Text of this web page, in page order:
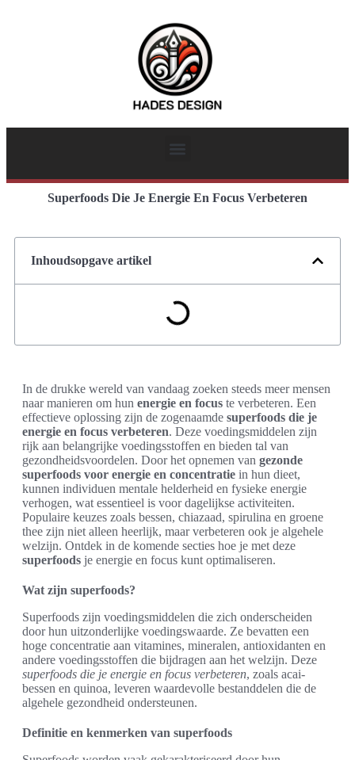
Superfoods Die Je Energie En Focus Verbeteren
Inhoudsopgave artikel
In de drukke wereld van vandaag zoeken steeds meer mensen
naar manieren om hun energie en focus te verbeteren. Een
effectieve oplossing zijn de zogenaamde superfoods die je
energie en focus verbeteren. Deze voedingsmiddelen zijn
rijk aan belangrijke voedingsstoffen en bieden tal van
gezondheidsvoordelen. Door het opnemen van gezonde
superfoods voor energie en concentratie in hun dieet,
kunnen individuen mentale helderheid en fysieke energie
verhogen, wat essentieel is voor dagelijkse activiteiten.
Populaire keuzes zoals bessen, chiazaad, spirulina en groene
thee zijn niet alleen heerlijk, maar verbeteren ook je algehele
welzijn. Ontdek in de komende secties hoe je met deze
superfoods je energie en focus kunt optimaliseren.
Wat zijn superfoods?
Superfoods zijn voedingsmiddelen die zich onderscheiden
door hun uitzonderlijke voedingswaarde. Ze bevatten een
hoge concentratie aan vitamines, mineralen, antioxidanten en
andere voedingsstoffen die bijdragen aan het welzijn. Deze
superfoods die je energie en focus verbeteren, zoals acai-
bessen en quinoa, leveren waardevolle bestanddelen die de
algehele gezondheid ondersteunen.
Definitie en kenmerken van superfoods